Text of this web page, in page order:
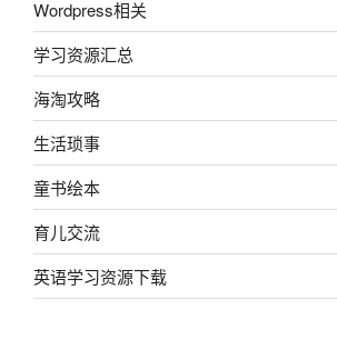
Wordpress相关
学习资源汇总
海淘攻略
生活琐事
童书绘本
育儿交流
英语学习资源下载